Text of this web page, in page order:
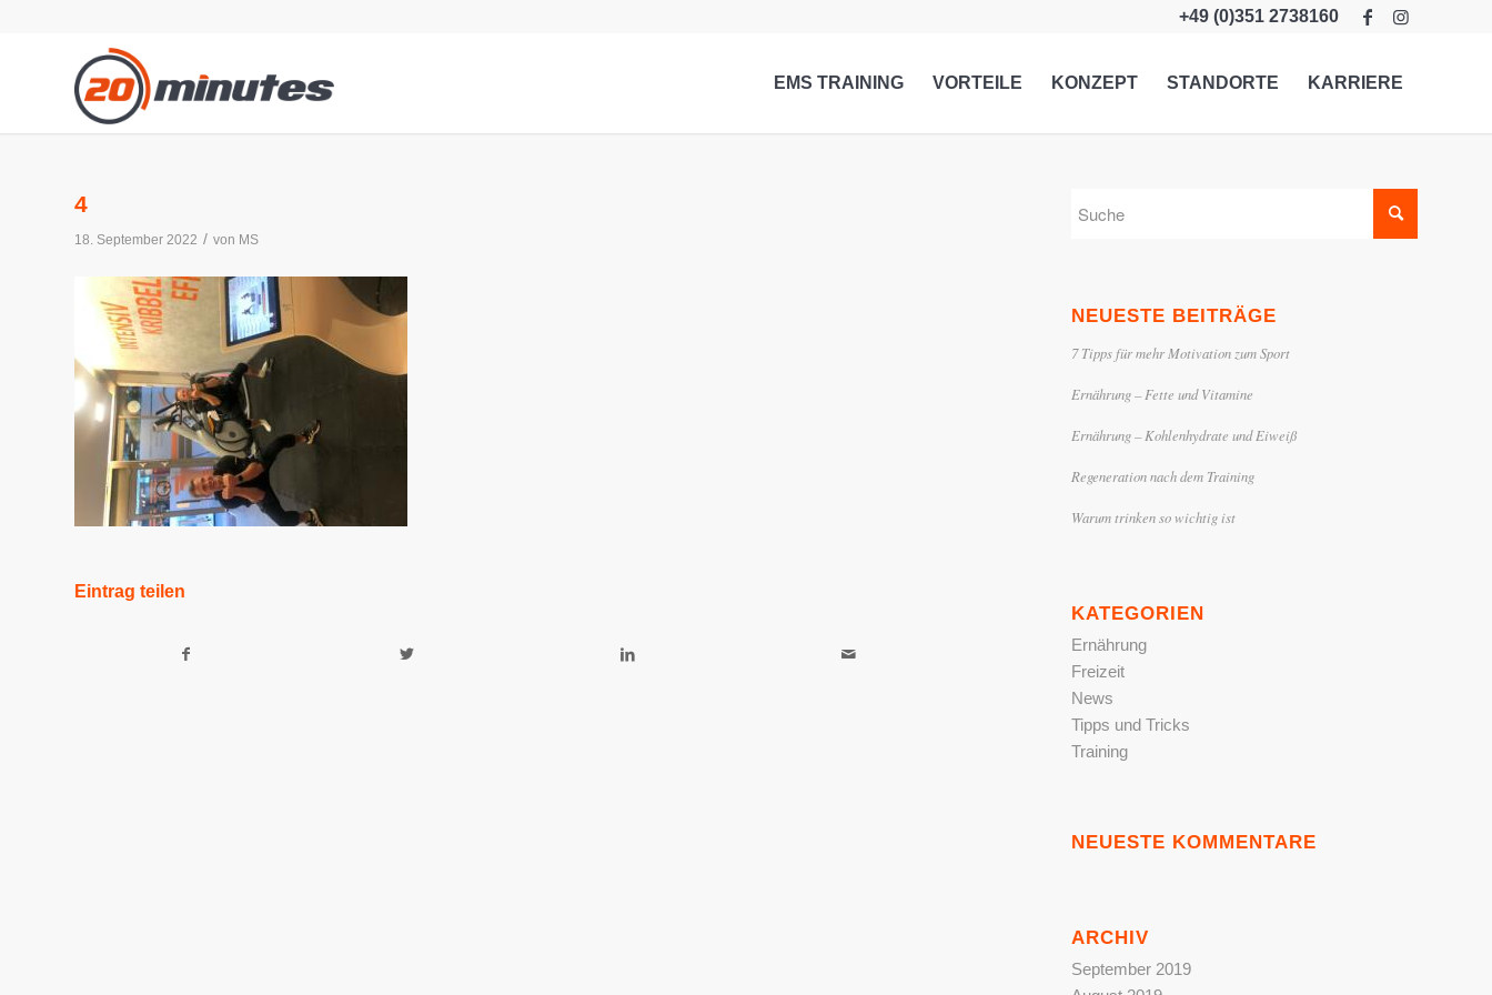
+49 (0)351 2738160
EMS TRAINING VORTEILE KONZEPT STANDORTE KARRIERE
4
18. September 2022 / von MS
Eintrag teilen
NEUESTE BEITRÄGE
7 Tipps für mehr Motivation zum Sport
Ernährung – Fette und Vitamine
Ernährung – Kohlenhydrate und Eiweiß
Regeneration nach dem Training
Warum trinken so wichtig ist
KATEGORIEN
Ernährung
Freizeit
News
Tipps und Tricks
Training
NEUESTE KOMMENTARE
ARCHIV
September 2019